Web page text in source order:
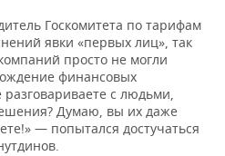
Госкомитета по тарифам
явки «первых лиц», так
просто не могли
финансовых
с людьми,
Думаю, вы их даже
— попытался достучаться